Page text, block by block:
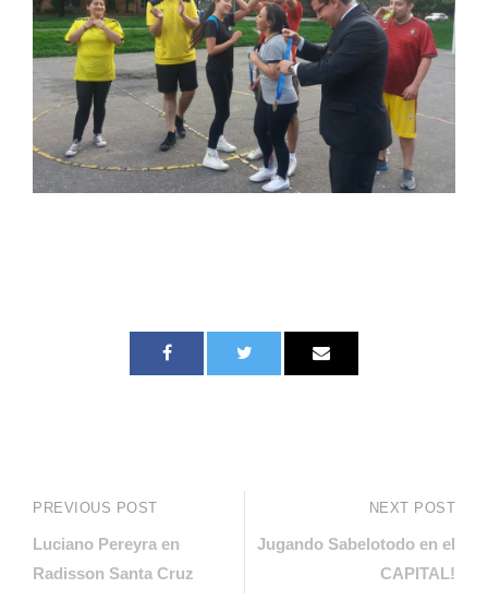
PREVIOUS POST
Luciano Pereyra en
Radisson Santa Cruz
NEXT POST
Jugando Sabelotodo en el
CAPITAL!